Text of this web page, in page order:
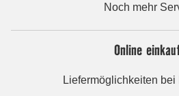
Noch mehr
Online
Liefermöglichkeiten bei